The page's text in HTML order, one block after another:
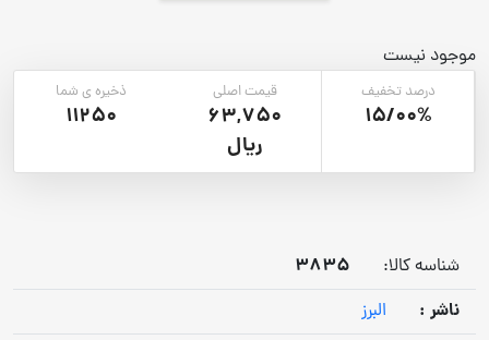
موجود نیست
درصد تخفیف
15/00%
قیمت اصلی
63,750
ریال
ذخیره ی شما
11250
شناسه کالا:
3835
ناشر :
البرز